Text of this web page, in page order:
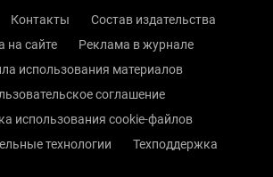
Контакты
Состав издательства
на сайте
Реклама в журнале
использования материалов
соглашение
использования cookie-файлов
технологии
Техподдержка